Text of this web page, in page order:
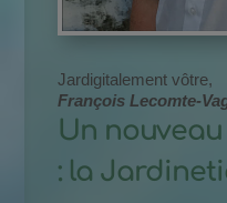
Jardigitalement vôtre,
François Lecomte-
Un
: la